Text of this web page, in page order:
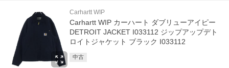
Carhartt WIP
Carhartt WIP カーハート ダブリューアイピー
DETROIT JACKET I033112 ジップアップデト
ロイトジャケット ブラック I033112
中古